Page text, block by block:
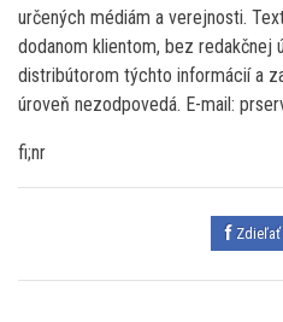
určených médiám a verejnosti.
dodanom klientom, bez redakčnej
distribútorom týchto informácií a
úroveň nezodpovedá. E-mail:
fi;nr
Zdieľať